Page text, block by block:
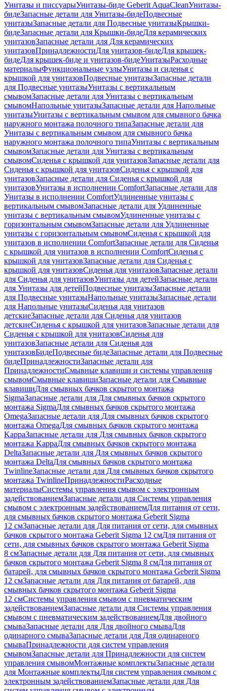
Унитазы и писсуарыУнитазы-биде Geberit AquaCleanУнитазы-
бидеЗапасные детали для Унитазы-бидеПодвесные
унитазыЗапасные детали для Подвесные унитазыКрышки-
бидеЗапасные детали для Крышки-бидеДля керамических
унитазовЗапасные детали для Для керамических
унитазовПринадлежностиДля унитазов-бидеДля крышек-
бидеДля крышек-биде и унитазов-бидеУнитазыРасходные
материалыФункциональные узлыУнитазы и сиденья с
крышкой для унитазовПодвесные унитазыЗапасные детали
для Подвесные унитазыУнитазы с вертикальным
смывомЗапасные детали для Унитазы с вертикальным
смывомНапольные унитазыЗапасные детали для Напольные
унитазыУнитазы с вертикальным смывом для смывного бачка
наружного монтажа полочного типаЗапасные детали для
Унитазы с вертикальным смывом для смывного бачка
наружного монтажа полочного типаУнитазы с вертикальным
смывомЗапасные детали для Унитазы с вертикальным
смывомСиденья с крышкой для унитазовЗапасные детали для
Сиденья с крышкой для унитазовСиденья с крышкой для
унитазовЗапасные детали для Сиденья с крышкой для
унитазовУнитазы в исполнении ComfortЗапасные детали для
Унитазы в исполнении ComfortУдлиненные унитазы с
вертикальным смывомЗапасные детали для Удлиненные
унитазы с вертикальным смывомУдлиненные унитазы с
горизонтальным смывомЗапасные детали для Удлиненные
унитазы с горизонтальным смывомСиденья с крышкой для
унитазов в исполнении ComfortЗапасные детали для Сиденья
с крышкой для унитазов в исполнении ComfortСиденья с
крышкой для унитазовЗапасные детали для Сиденья с
крышкой для унитазовСиденья для унитазовЗапасные детали
для Сиденья для унитазовУнитазы для детейЗапасные детали
для Унитазы для детейПодвесные унитазыЗапасные детали
для Подвесные унитазыНапольные унитазыЗапасные детали
для Напольные унитазыСиденья для унитазов
детскиеЗапасные детали для Сиденья для унитазов
детскиеСиденья с крышкой для унитазовЗапасные детали для
Сиденья с крышкой для унитазовСиденья для
унитазовЗапасные детали для Сиденья для
унитазовБидеПодвесные бидеЗапасные детали для Подвесные
бидеПринадлежностиЗапасные детали для
ПринадлежностиСмывные клавиши и системы управления
смывомСмывные клавишиЗапасные детали для Смывные
клавишиДля смывных бачков скрытого монтажа
SigmaЗапасные детали для Для смывных бачков скрытого
монтажа SigmaДля смывных бачков скрытого монтажа
OmegaЗапасные детали для Для смывных бачков скрытого
монтажа OmegaДля смывных бачков скрытого монтажа
KappaЗапасные детали для Для смывных бачков скрытого
монтажа KappaДля смывных бачков скрытого монтажа
DeltaЗапасные детали для Для смывных бачков скрытого
монтажа DeltaДля смывных бачков скрытого монтажа
TwinlineЗапасные детали для Для смывных бачков скрытого
монтажа TwinlineПринадлежностиРасходные
материалыСистемы управления смывом с электронным
задействованиемЗапасные детали для Системы управления
смывом с электронным задействованиемДля питания от сети,
для смывных бачков скрытого монтажа Geberit Sigma
12 смЗапасные детали для Для питания от сети, для смывных
бачков скрытого монтажа Geberit Sigma 12 смДля питания от
сети, для смывных бачков скрытого монтажа Geberit Sigma
8 смЗапасные детали для Для питания от сети, для смывных
бачков скрытого монтажа Geberit Sigma 8 смДля питания от
батарей, для смывных бачков скрытого монтажа Geberit Sigma
12 смЗапасные детали для Для питания от батарей, для
смывных бачков скрытого монтажа Geberit Sigma
12 смСистемы управления смывом с пневматическим
задействованиемЗапасные детали для Системы управления
смывом с пневматическим задействованиемДля двойного
смываЗапасные детали для Для двойного смываДля
одинарного смываЗапасные детали для Для одинарного
смываПринадлежности для систем управления
смывомЗапасные детали для Принадлежности для систем
управления смывомМонтажные комплектыЗапасные детали
для Монтажные комплектыДля систем управления смывом с
электронным задействованиемЗапасные детали для Для